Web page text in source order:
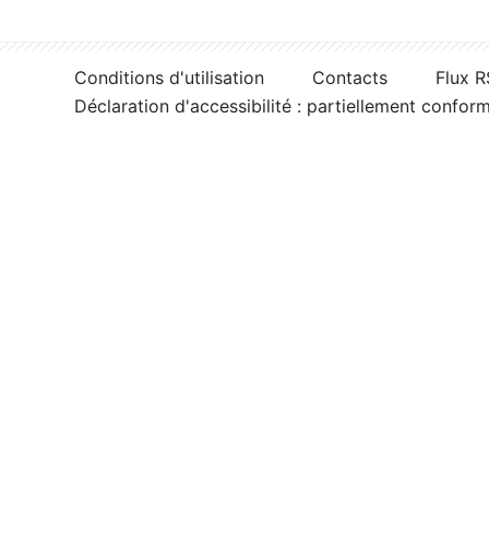
Conditions d'utilisation Contacts
Flux
Déclaration d'accessibilité : partiellement